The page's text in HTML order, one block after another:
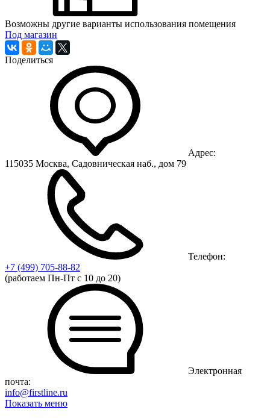
Возможны другие варианты использования помещения
Под магазин
Поделиться
Адрес:
115035 Москва, Садовническая наб., дом 79
Телефон:
+7 (499) 705-88-82
(работаем Пн-Пт с 10 до 20)
Электронная
почта:
info@firstline.ru
Показать меню